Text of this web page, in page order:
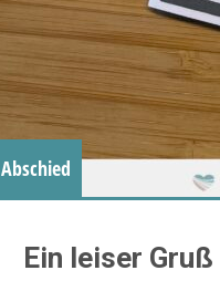
Abschied
Ein leiser